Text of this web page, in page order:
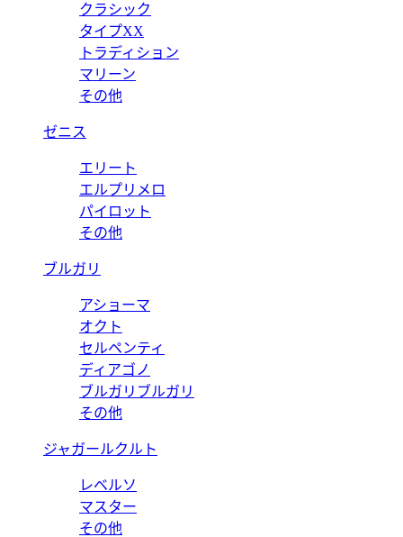
クラシック
タイプXX
トラディション
マリーン
その他
ゼニス
エリート
エルプリメロ
パイロット
その他
ブルガリ
アショーマ
オクト
セルペンティ
ディアゴノ
ブルガリブルガリ
その他
ジャガールクルト
レベルソ
マスター
その他